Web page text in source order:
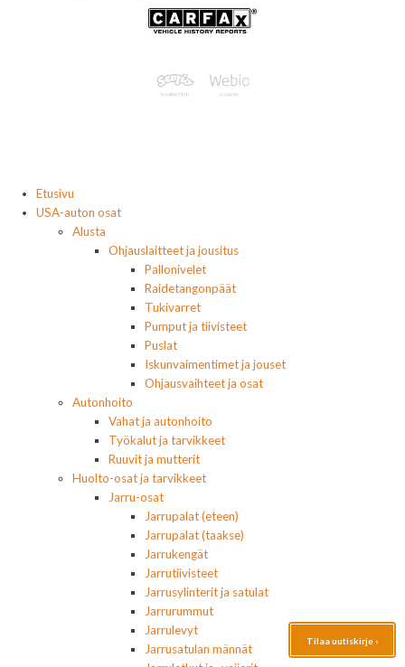
Etusivu
USA-auton osat
Alusta
Ohjauslaitteet ja jousitus
Pallonivelet
Raidetangonpäät
Tukivarret
Pumput ja tiivisteet
Puslat
Iskunvaimentimet ja jouset
Ohjausvaihteet ja osat
Autonhoito
Vahat ja autonhoito
Työkalut ja tarvikkeet
Ruuvit ja mutterit
Huolto-osat ja tarvikkeet
Jarru-osat
Jarrupalat (eteen)
Jarrupalat (taakse)
Jarrukengät
Jarrutiivisteet
Jarrusylinterit ja satulat
Jarrurummut
Jarrulevyt
Jarrusatulan männät
Tilaa uutiskirje ›